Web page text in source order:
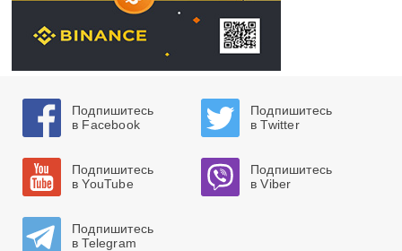
Подпишитесь
в Facebook
Подпишитесь
в Twitter
Подпишитесь
в YouTube
Подпишитесь
в Viber
Подпишитесь
в Telegram